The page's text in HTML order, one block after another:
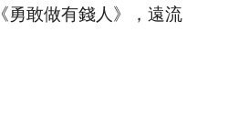
勇敢做有錢人》，遠流